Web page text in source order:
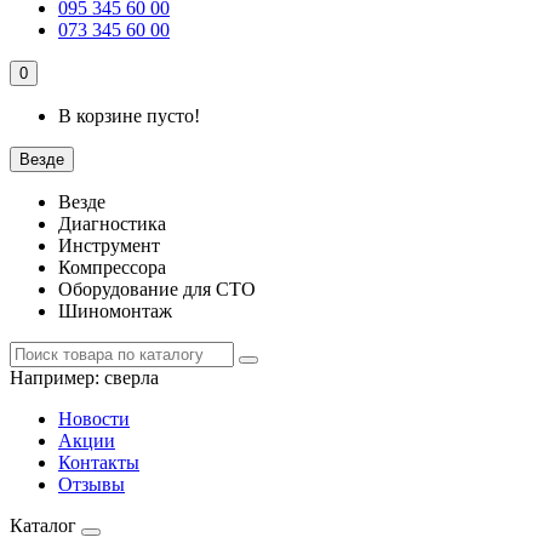
095 345 60 00
073 345 60 00
0
В корзине пусто!
Везде
Везде
Диагностика
Инструмент
Компрессора
Оборудование для СТО
Шиномонтаж
Например: сверла
Новости
Акции
Контакты
Отзывы
Каталог